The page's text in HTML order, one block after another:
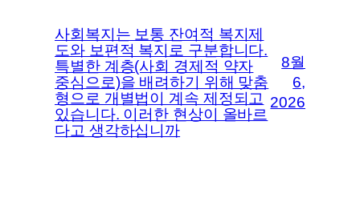
사회복지는 보통 잔여적 복지제
도와 보편적 복지로 구분합니다.
특별한 계층(사회 경제적 약자
중심으로)을 배려하기 위해 맞춤
형으로 개별법이 계속 제정되고
있습니다. 이러한 현상이 올바르
다고 생각하십니까
8월
6,
2026